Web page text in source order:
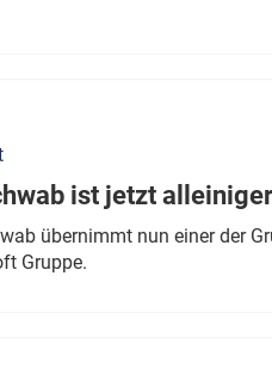
ist jetzt
übernimmt nun einer der
Gruppe.